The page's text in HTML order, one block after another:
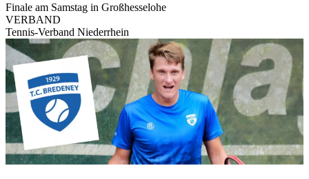
Finale am Samstag in Großhesselohe
VERBAND
Tennis-Verband Niederrhein